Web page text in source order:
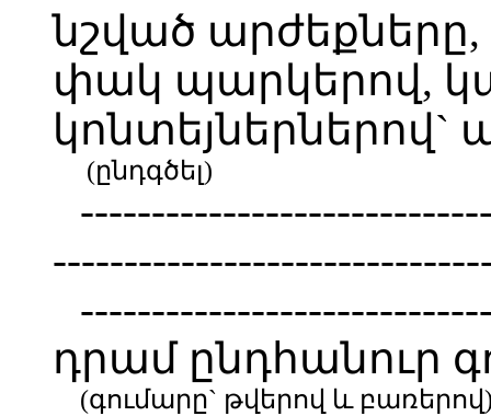
նշված
փակ պարկերով,
(ընդգծել)
դրամ ընդհանուր
(գումարը` թվերով և